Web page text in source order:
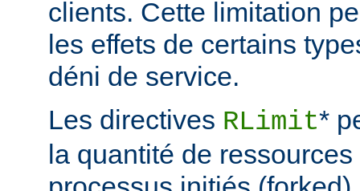
clients. Cette limitation
les effets de certains
déni de service.
Les directives RLimit*
la quantité de